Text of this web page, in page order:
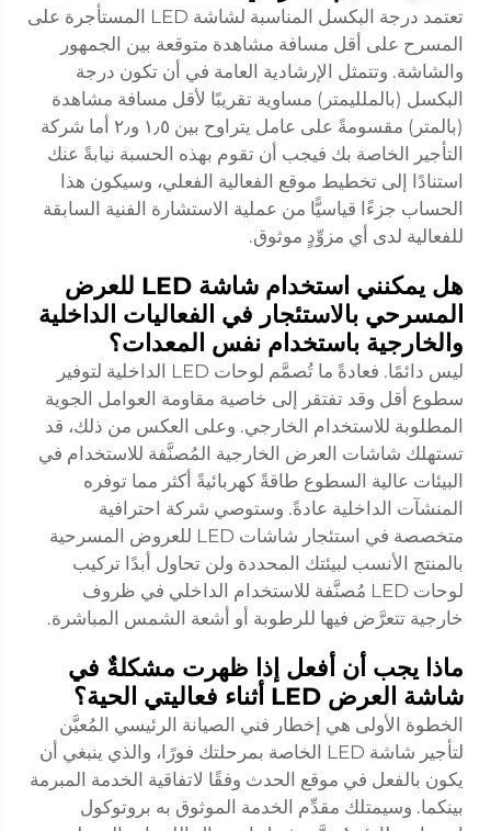
تعتمد درجة البكسل المناسبة لشاشة LED المستأجرة على
المسرح على أقل مسافة مشاهدة متوقعة بين الجمهور
والشاشة. وتتمثل الإرشادية العامة في أن تكون درجة
البكسل (بالملليمتر) مساوية تقريبًا لأقل مسافة مشاهدة
(بالمتر) مقسومةً على عامل يتراوح بين ١٫٥ و٢٫ أما شركة
التأجير الخاصة بك فيجب أن تقوم بهذه الحسبة نيابةً عنك
استنادًا إلى تخطيط موقع الفعالية الفعلي، وسيكون هذا
الحساب جزءًا قياسيًّا من عملية الاستشارة الفنية السابقة
للفعالية لدى أي مزوِّدٍ موثوق.
هل يمكنني استخدام شاشة LED للعرض
المسرحي بالاستئجار في الفعاليات الداخلية
والخارجية باستخدام نفس المعدات؟
ليس دائمًا. فعادةً ما تُصمَّم لوحات LED الداخلية لتوفير
سطوع أقل وقد تفتقر إلى خاصية مقاومة العوامل الجوية
المطلوبة للاستخدام الخارجي. وعلى العكس من ذلك، قد
تستهلك شاشات العرض الخارجية المُصنَّفة للاستخدام في
البيئات عالية السطوع طاقةً كهربائيةً أكثر مما توفره
المنشآت الداخلية عادةً. وستوصي شركة احترافية
متخصصة في استئجار شاشات LED للعروض المسرحية
بالمنتج الأنسب لبيئتك المحددة ولن تحاول أبدًا تركيب
لوحات LED مُصنَّفة للاستخدام الداخلي في ظروف
خارجية تتعرَّض فيها للرطوبة أو أشعة الشمس المباشرة.
ماذا يجب أن أفعل إذا ظهرت مشكلةٌ في
شاشة العرض LED أثناء فعاليتي الحية؟
الخطوة الأولى هي إخطار فني الصيانة الرئيسي المُعيَّن
لتأجير شاشة LED الخاصة بمرحلتك فورًا، والذي ينبغي أن
يكون بالفعل في موقع الحدث وفقًا لاتفاقية الخدمة المبرمة
بينكما. وسيمتلك مقدِّم الخدمة الموثوق به بروتوكول